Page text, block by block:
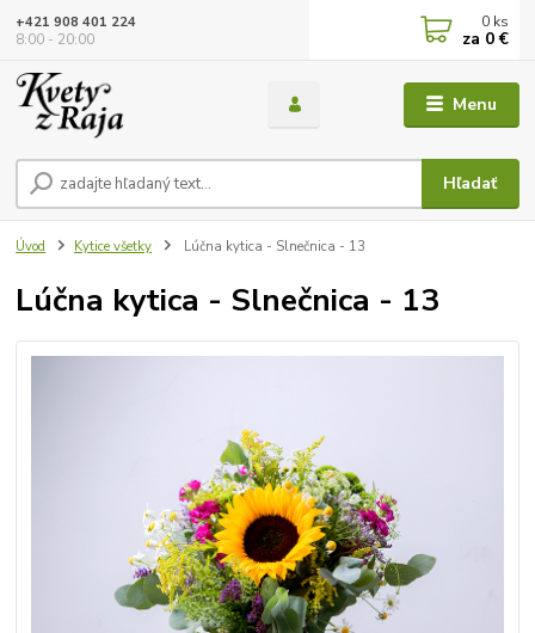
Menu
Hľadať
+421 908 401 224
8:00 - 20:00
0 ks
za 0 €
Úvod Kytice všetky Lúčna kytica - Slnečnica - 13
Lúčna kytica - Slnečnica - 13